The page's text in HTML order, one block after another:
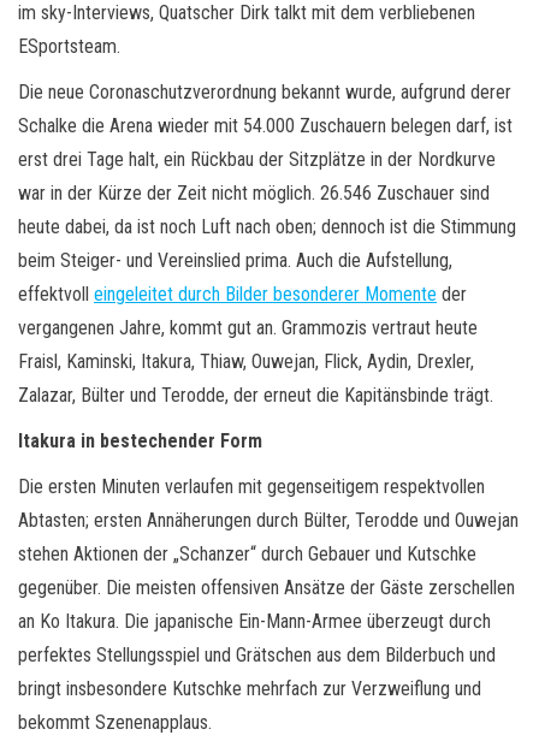
im sky-Interviews, Quatscher Dirk talkt mit dem verbliebenen
ESportsteam.
Die neue Coronaschutzverordnung bekannt wurde, aufgrund derer
Schalke die Arena wieder mit 54.000 Zuschauern belegen darf, ist
erst drei Tage halt, ein Rückbau der Sitzplätze in der Nordkurve
war in der Kürze der Zeit nicht möglich. 26.546 Zuschauer sind
heute dabei, da ist noch Luft nach oben; dennoch ist die Stimmung
beim Steiger- und Vereinslied prima. Auch die Aufstellung,
effektvoll eingeleitet durch Bilder besonderer Momente der
vergangenen Jahre, kommt gut an. Grammozis vertraut heute
Fraisl, Kaminski, Itakura, Thiaw, Ouwejan, Flick, Aydin, Drexler,
Zalazar, Bülter und Terodde, der erneut die Kapitänsbinde trägt.
Itakura in bestechender Form
Die ersten Minuten verlaufen mit gegenseitigem respektvollen
Abtasten; ersten Annäherungen durch Bülter, Terodde und Ouwejan
stehen Aktionen der „Schanzer“ durch Gebauer und Kutschke
gegenüber. Die meisten offensiven Ansätze der Gäste zerschellen
an Ko Itakura. Die japanische Ein-Mann-Armee überzeugt durch
perfektes Stellungsspiel und Grätschen aus dem Bilderbuch und
bringt insbesondere Kutschke mehrfach zur Verzweiflung und
bekommt Szenenapplaus.